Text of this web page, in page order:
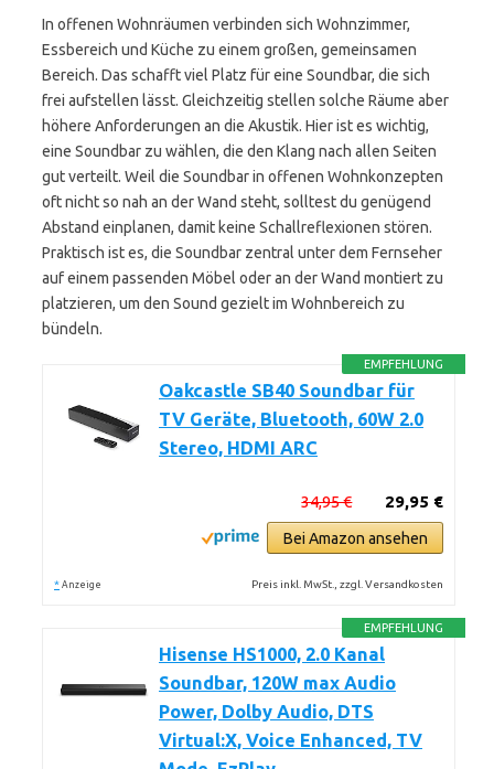
In offenen Wohnräumen verbinden sich Wohnzimmer,
Essbereich und Küche zu einem großen, gemeinsamen
Bereich. Das schafft viel Platz für eine Soundbar, die sich
frei aufstellen lässt. Gleichzeitig stellen solche Räume aber
höhere Anforderungen an die Akustik. Hier ist es wichtig,
eine Soundbar zu wählen, die den Klang nach allen Seiten
gut verteilt. Weil die Soundbar in offenen Wohnkonzepten
oft nicht so nah an der Wand steht, solltest du genügend
Abstand einplanen, damit keine Schallreflexionen stören.
Praktisch ist es, die Soundbar zentral unter dem Fernseher
auf einem passenden Möbel oder an der Wand montiert zu
platzieren, um den Sound gezielt im Wohnbereich zu
bündeln.
EMPFEHLUNG
Oakcastle SB40 Soundbar für
TV Geräte, Bluetooth, 60W 2.0
Stereo, HDMI ARC
29,95 €
34,95 €
Bei Amazon ansehen
* Anzeige Preis inkl. MwSt., zzgl. Versandkosten
EMPFEHLUNG
Hisense HS1000, 2.0 Kanal
Soundbar, 120W max Audio
Power, Dolby Audio, DTS
Virtual:X, Voice Enhanced, TV